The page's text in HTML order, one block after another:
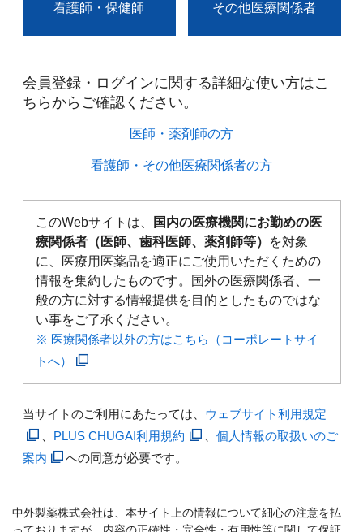
看護師・保健師 その他医療関係者
会員登録・ログインに関する詳細な使い方はこ
ちらからご確認ください。​
医師・薬剤師の方​
看護師・その他医療関係者の方​
このWebサイトは、
国内の医療機関にお勤めの医
療関係者（医師、歯科医師、薬剤師等）
を対象
に、医療用医薬品を適正にご使用いただくための
情報を集約したものです。国外の医療関係者、一
般の方に対する情報提供を目的としたものではな
い事をご了承ください。
※ 医療関係者以外の方はこちら（コーポレートサイ
トへ）
当サイトのご利用にあたっては、 ウェブサイト利用規定
PLUS CHUGAI利用規約
個人情報の取扱いのご
案内
への同意が必要です。
中外製薬株式会社は、本サイト上の情報について細心の注意を払
っておりますが、内容の正確性・完全性・有用性等に関して保証